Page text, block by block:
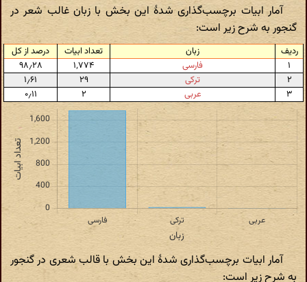
آمار ابیات برچسب‌گذاری شدهٔ این بخش با زبان غالب شعر در
گنجور به شرح زیر است:
ردیف زبان تعداد ابیات
درصد از کل
۱
فارسی ۱٬۷۷۴
۹۸٫۲۸
۲
ترکی ۲۹
۱٫۶۱
۳
عربی ۲ ۰٫۱۱
آمار ابیات برچسب‌گذاری شدهٔ این بخش با قالب شعری در گنجور
به شرح زیر است: